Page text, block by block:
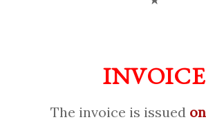
INVOICE
The invoice is issued